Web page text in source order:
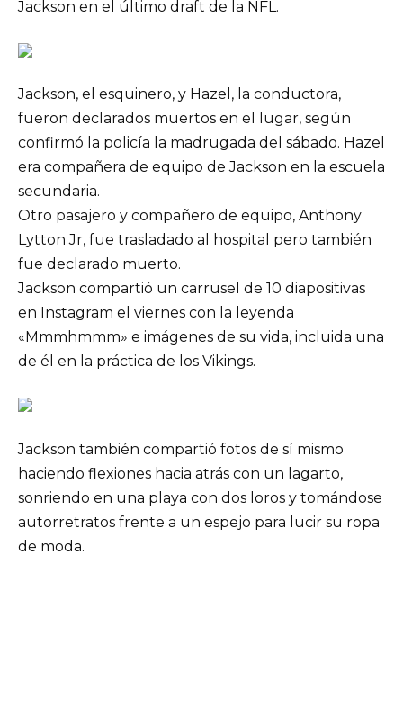
Jackson en el último draft de la NFL.
Jackson, el esquinero, y Hazel, la conductora,
fueron declarados muertos en el lugar, según
confirmó la policía la madrugada del sábado. Hazel
era compañera de equipo de Jackson en la escuela
secundaria.
Otro pasajero y compañero de equipo, Anthony
Lytton Jr, fue trasladado al hospital pero también
fue declarado muerto.
Jackson compartió un carrusel de 10 diapositivas
en Instagram el viernes con la leyenda
«Mmmhmmm» e imágenes de su vida, incluida una
de él en la práctica de los Vikings.
Jackson también compartió fotos de sí mismo
haciendo flexiones hacia atrás con un lagarto,
sonriendo en una playa con dos loros y tomándose
autorretratos frente a un espejo para lucir su ropa
de moda.